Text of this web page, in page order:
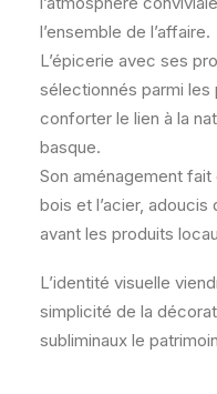
l’ensemble de l’affaire.
L’épicerie avec ses
sélectionnés parmi
conforter le lien à la
basque.
Son aménagement
bois et l’acier,
avant les produits
L’identité visuelle
simplicité de la
subliminaux le